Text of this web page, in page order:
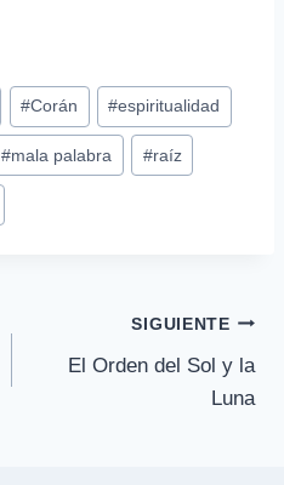
#Corán #espiritualidad
#mala palabra #raíz
SIGUIENTE
El Orden del Sol y la
Luna